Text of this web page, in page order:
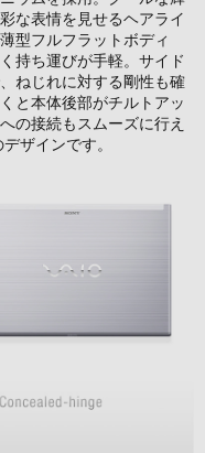
な表情を見せるヘアライ
型フルフラットボディ
持ち運びが手軽。サイド
ねじれに対する剛性も確
と本体後部がチルトアッ
の接続もスムーズに行え
ザインです。